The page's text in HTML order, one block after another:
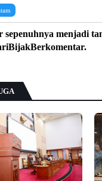
sepenuhnya menjadi